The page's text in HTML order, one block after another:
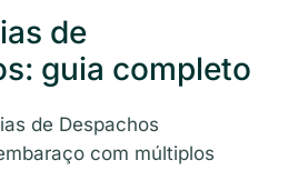
de
guia completo
de Despachos
com múltiplos